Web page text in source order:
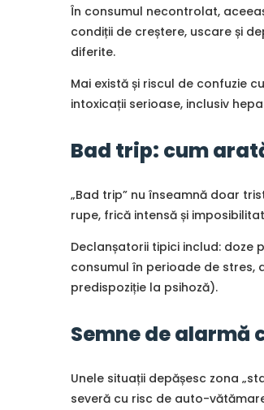
În consumul necontrolat,
condiții de creștere, uscare și
diferite.
Mai există și riscul de confuzie
intoxicații serioase, inclusiv
Bad trip: cum
„Bad trip” nu înseamnă doar
rupe, frică intensă și
Declanșatorii tipici includ: doze
consumul în perioade de stres,
predispoziție la psihoză).
Semne de
Unele situații depășesc zona
severă cu risc de auto-